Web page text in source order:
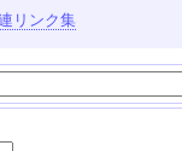
リンク集